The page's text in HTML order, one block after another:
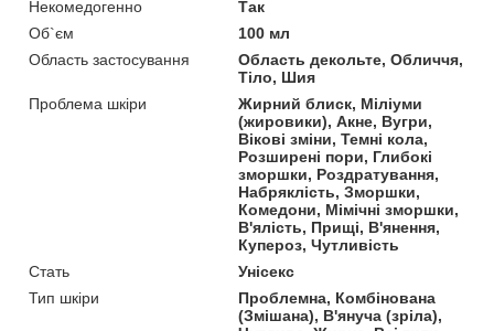
Некомедогенно
Так
Об`єм
100 мл
Область застосування
Область декольте, Обличчя,
Тіло, Шия
Проблема шкіри
Жирний блиск, Міліуми
(жировики), Акне, Вугри,
Вікові зміни, Темні кола,
Розширені пори, Глибокі
зморшки, Роздратування,
Набряклість, Зморшки,
Комедони, Мімічні зморшки,
В'ялість, Прищі, В'янення,
Купероз, Чутливість
Стать
Унісекс
Тип шкіри
Проблемна, Комбінована
(Змішана), В'януча (зріла),